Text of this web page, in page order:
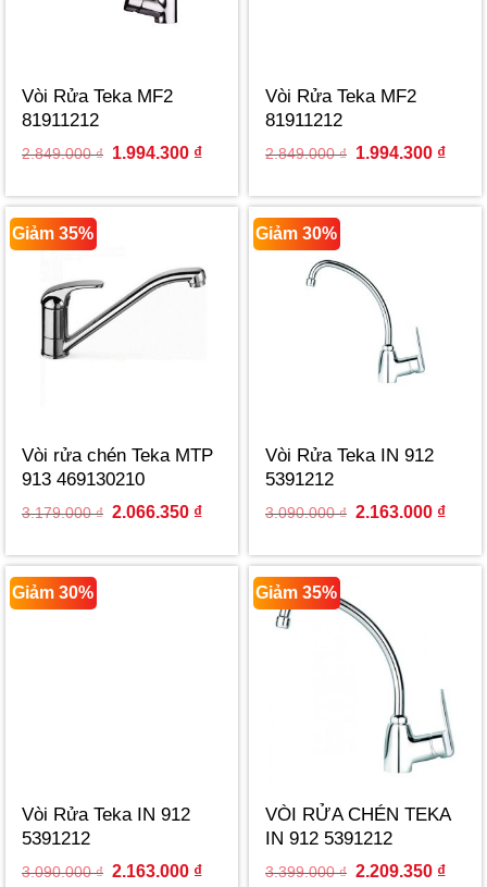
Vòi Rửa Teka MF2
81911212
2.849.000₫ Original
2.849.000 ₫.
1.994.300 ₫Current
1.994.300 ₫.
Vòi Rửa Teka MF2
81911212
2.849.000₫ Original
2.849.000 ₫.
1.994.300 ₫
Giảm 35%
Vòi rửa chén Teka MTP
913 469130210
3.179.000₫ Original
3.179.000 ₫.
2.066.350 ₫Current
2.066.350 ₫.
Giảm 30%
Vòi Rửa Teka IN 912
5391212
3.090.000₫ Original
3.090.000 ₫.
2.163.000 ₫
Giảm 30%
Vòi Rửa Teka IN 912
5391212
3.090.000₫ Original
2.163.000 ₫Current
Giảm 35%
VÒI RỬA CHÉN TEKA
IN 912 5391212
3.399.000₫ Original
2.209.350 ₫